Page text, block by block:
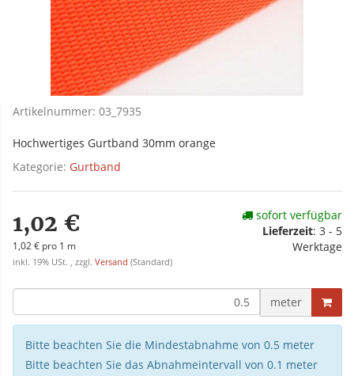
Artikelnummer: 03_7935
Hochwertiges Gurtband 30mm orange
Kategorie: Gurtband
1,02 €
1,02 € pro 1 m
inkl. 19% USt. , zzgl. Versand (Standard)
sofort verfügbar
Lieferzeit: 3 - 5
Werktage
meter
Bitte beachten Sie die Mindestabnahme von 0.5 meter
Bitte beachten Sie das Abnahmeintervall von 0.1 meter